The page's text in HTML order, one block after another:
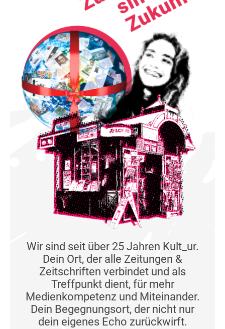
Wir sind seit über 25 Jahren Kult_ur.
Dein Ort, der alle Zeitungen &
Zeitschriften verbindet und als
Treffpunkt dient, für mehr
Medienkompetenz und Miteinander.
Dein Begegnungsort, der nicht nur
dein eigenes Echo zurückwirft.